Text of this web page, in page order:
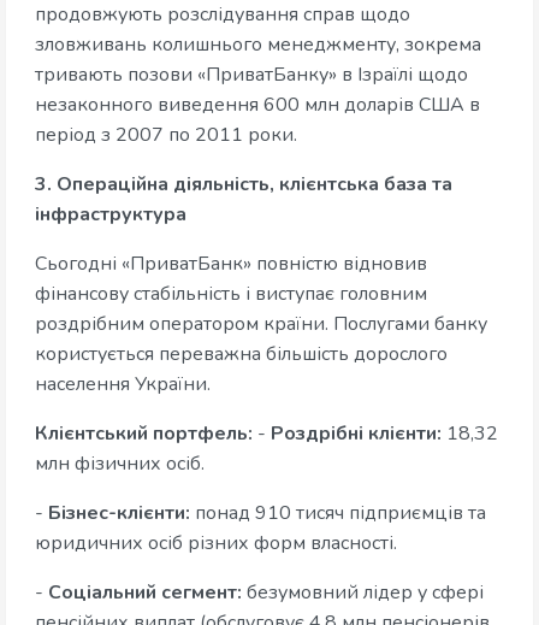
продовжують розслідування справ щодо
зловживань колишнього менеджменту, зокрема
тривають позови «ПриватБанку» в Ізраїлі щодо
незаконного виведення 600 млн доларів США в
період з 2007 по 2011 роки.
3. Операційна діяльність, клієнтська база та
інфраструктура
Сьогодні «ПриватБанк» повністю відновив
фінансову стабільність і виступає головним
роздрібним оператором країни. Послугами банку
користується переважна більшість дорослого
населення України.
Клієнтський портфель: - Роздрібні клієнти: 18,32
млн фізичних осіб.
- Бізнес-клієнти: понад 910 тисяч підприємців та
юридичних осіб різних форм власності.
- Соціальний сегмент: безумовний лідер у сфері